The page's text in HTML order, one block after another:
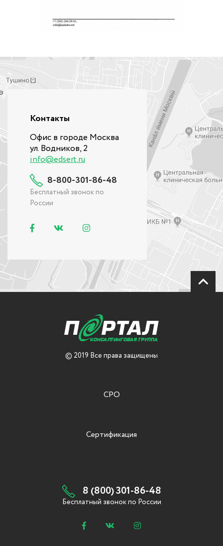
Контакты
Офис в городе Москва
ул. Водников, 2
info@edsert.ru
8-800-301-86-48
Бесплатный звонок по
России
© 2019 Все права защищены
СРО
Сертификация
8 (800) 301-86-48
Бесплатный звонок по России